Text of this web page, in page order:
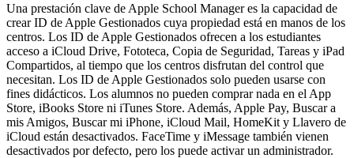
Una prestación clave de Apple School Manager es la capacidad de
crear ID de Apple Gestionados cuya propiedad está en manos de los
centros. Los ID de Apple Gestionados ofrecen a los estudiantes
acceso a iCloud Drive, Fototeca, Copia de Seguridad, Tareas y iPad
Compartidos, al tiempo que los centros disfrutan del control que
necesitan. Los ID de Apple Gestionados solo pueden usarse con
fines didácticos. Los alumnos no pueden comprar nada en el App
Store, iBooks Store ni iTunes Store. Además, Apple Pay, Buscar a
mis Amigos, Buscar mi iPhone, iCloud Mail, HomeKit y Llavero de
iCloud están desactivados. FaceTime y iMessage también vienen
desactivados por defecto, pero los puede activar un administrador.